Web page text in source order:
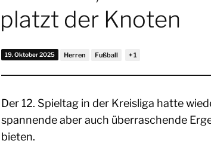
platzt der Knoten
19. Oktober 2025 Herren Fußball
Der 12. Spieltag in der Kreisliga hatte
spannende aber auch überraschende
bieten.